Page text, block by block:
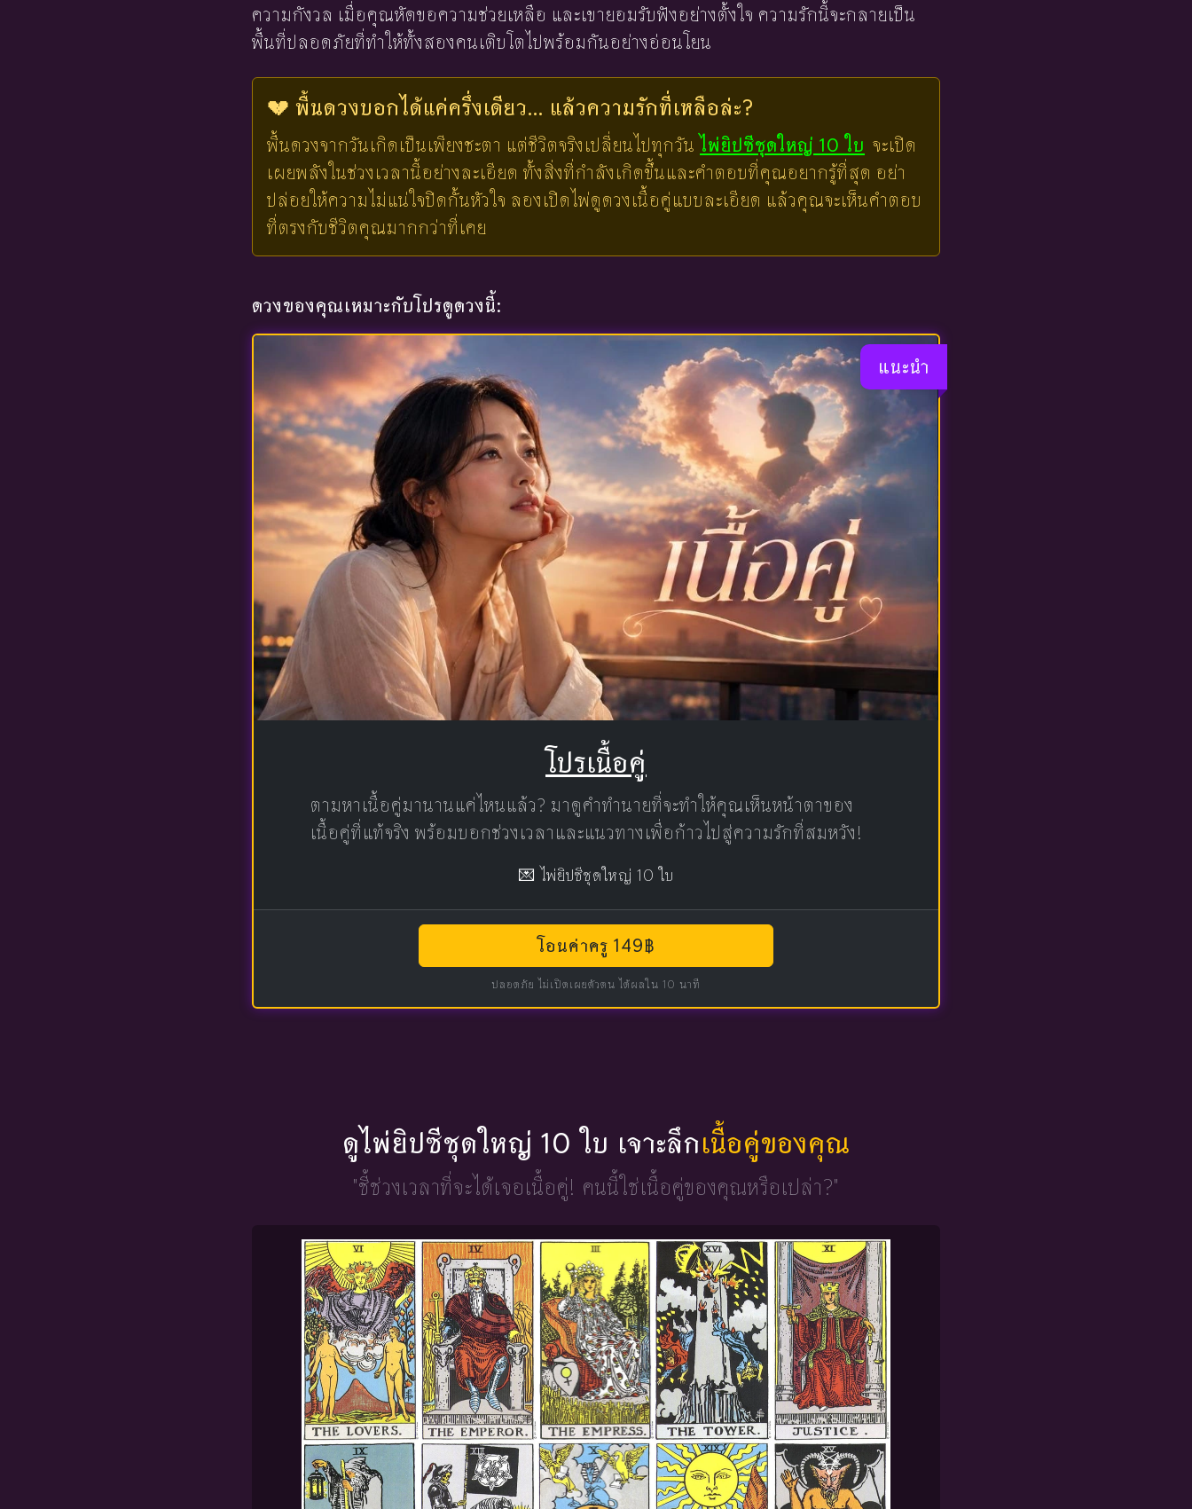
ความกังวล เมื่อคุณหัดขอความช่วยเหลือ และเขายอมรับฟังอย่างตั้งใจ ความรักนี้จะกลายเป็น
พื้นที่ปลอดภัยที่ทำให้ทั้งสองคนเติบโตไปพร้อมกันอย่างอ่อนโยน
💔 พื้นดวงบอกได้แค่ครึ่งเดียว... แล้วความรักที่เหลือล่ะ?
พื้นดวงจากวันเกิดเป็นเพียงชะตา แต่ชีวิตจริงเปลี่ยนไปทุกวัน ไพ่ยิปซีชุดใหญ่ 10 ใบ จะเปิด
เผยพลังในช่วงเวลานี้อย่างละเอียด ทั้งสิ่งที่กำลังเกิดขึ้นและคำตอบที่คุณอยากรู้ที่สุด อย่า
ปล่อยให้ความไม่แน่ใจปิดกั้นหัวใจ ลองเปิดไพ่ดูดวงเนื้อคู่แบบละเอียด แล้วคุณจะเห็นคำตอบ
ที่ตรงกับชีวิตคุณมากกว่าที่เคย
ดวงของคุณเหมาะกับโปรดูดวงนี้:
แนะนำ
โปรเนื้อคู่
ตามหาเนื้อคู่มานานแค่ไหนแล้ว? มาดูคำทำนายที่จะทำให้คุณเห็นหน้าตาของ
เนื้อคู่ที่แท้จริง พร้อมบอกช่วงเวลาและแนวทางเพื่อก้าวไปสู่ความรักที่สมหวัง!
💌 ไพ่ยิปซีชุดใหญ่ 10 ใบ
โอนค่าครู 149฿
ปลอดภัย ไม่เปิดเผยตัวตน ได้ผลใน 10 นาที
ดูไพ่ยิปซีชุดใหญ่ 10 ใบ เจาะลึกเนื้อคู่ของคุณ
"ชี้ช่วงเวลาที่จะได้เจอเนื้อคู่! คนนี้ใช่เนื้อคู่ของคุณหรือเปล่า?"